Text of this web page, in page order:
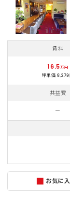
お気に
賃料
16.5万円
坪単価 8,279
共益費
ー